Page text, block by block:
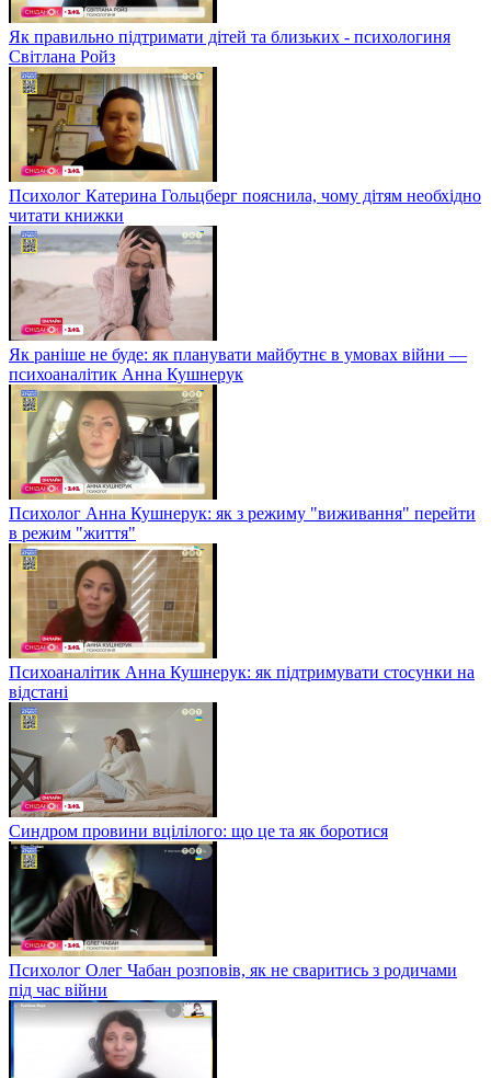
Як правильно підтримати дітей та близьких - психологиня
Світлана Ройз
Психолог Катерина Гольцберг пояснила, чому дітям необхідно
читати книжки
Як раніше не буде: як планувати майбутнє в умовах війни —
психоаналітик Анна Кушнерук
Психолог Анна Кушнерук: як з режиму "виживання" перейти
в режим "життя"
Психоаналітик Анна Кушнерук: як підтримувати стосунки на
відстані
Синдром провини вцілілого: що це та як боротися
Психолог Олег Чабан розповів, як не сваритись з родичами
під час війни